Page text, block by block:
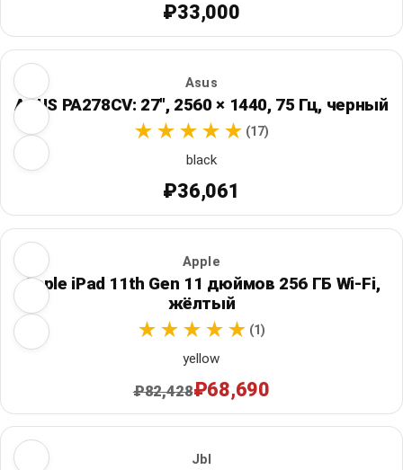
₽33,000
Asus
ASUS PA278CV: 27", 2560 × 1440, 75 Гц, черный
(17)
black
₽36,061
Apple
Apple iPad 11th Gen 11 дюймов 256 ГБ Wi‑Fi,
жёлтый
(1)
yellow
₽82,428₽68,690
Jbl